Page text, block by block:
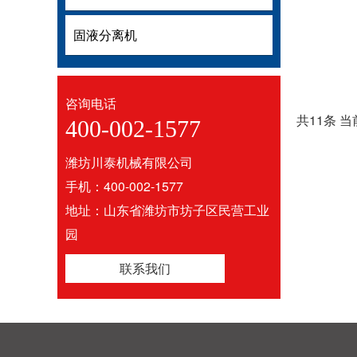
固液分离机
咨询电话
400-002-1577
潍坊川泰机械有限公司
手机：400-002-1577
地址：山东省潍坊市坊子区民营工业
园
联系我们
共11条 当